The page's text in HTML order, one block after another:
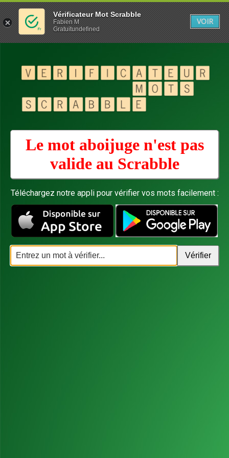
Le mot aboijuge n'est pas
valide au Scrabble
Téléchargez notre appli pour vérifier vos mots facilement :
Vérificateur Mot Scrabble
Fabien M
Gratuitundefined
VOIR